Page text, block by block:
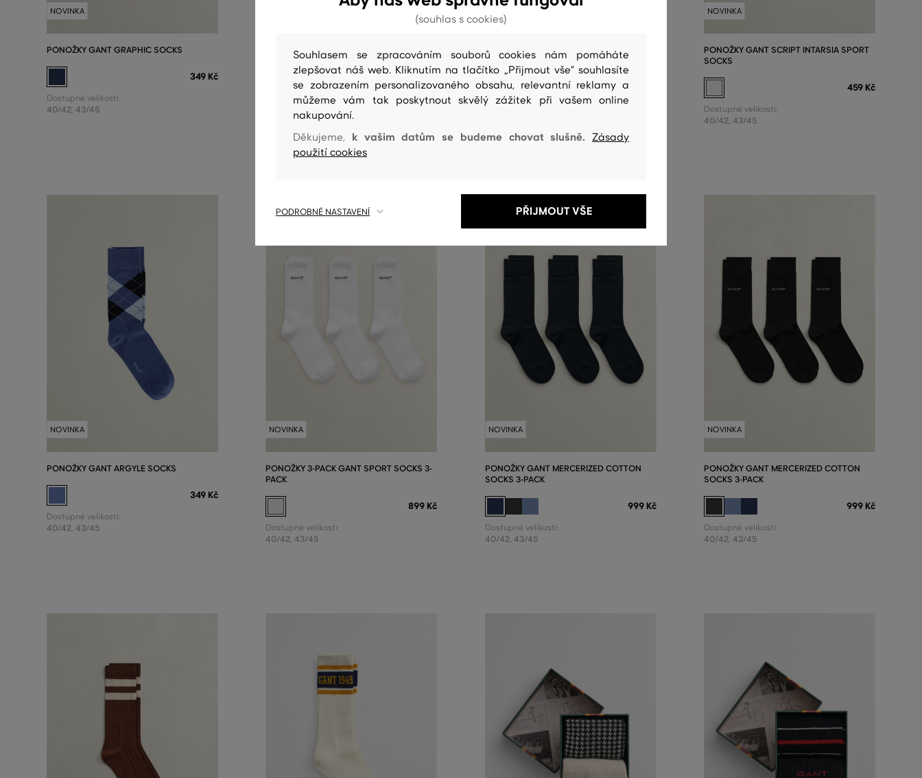
NOVINKA
PONOŽKY GANT GRAPHIC SOCKS
349 Kč
Dostupné velikosti:
40/42, 43/45
PONOŽKY GANT RUGGER STRIPED SOCKS
349 Kč
Dostupné velikosti:
43/45
PONOŽKY GANT RUGGER STRIPED SOCKS
349 Kč
Dostupné velikosti:
40/42
NOVINKA
PONOŽKY GANT SCRIPT INTARSIA SPORT
SOCKS
459 Kč
Dostupné velikosti:
40/42, 43/45
NOVINKA
PONOŽKY GANT ARGYLE SOCKS
349 Kč
Dostupné velikosti:
40/42, 43/45
NOVINKA
PONOŽKY 3-PACK GANT SPORT SOCKS 3-
PACK
899 Kč
Dostupné velikosti:
40/42, 43/45
NOVINKA
PONOŽKY GANT MERCERIZED COTTON
SOCKS 3-PACK
999 Kč
Dostupné velikosti:
40/42, 43/45
NOVINKA
PONOŽKY GANT MERCERIZED COTTON
SOCKS 3-PACK
999 Kč
Dostupné velikosti:
40/42, 43/45
(souhlas s cookies)
Souhlasem se zpracováním souborů cookies nám pomáháte
zlepšovat náš web. Kliknutím na tlačítko „Přijmout vše" souhlasíte
se zobrazením personalizovaného obsahu, relevantní reklamy a
můžeme vám tak poskytnout skvělý zážitek při vašem online
nakupování.
Děkujeme, k vašim datům se budeme chovat slušně. Zásady
použití cookies
PODROBNÉ NASTAVENÍ PŘIJMOUT VŠE